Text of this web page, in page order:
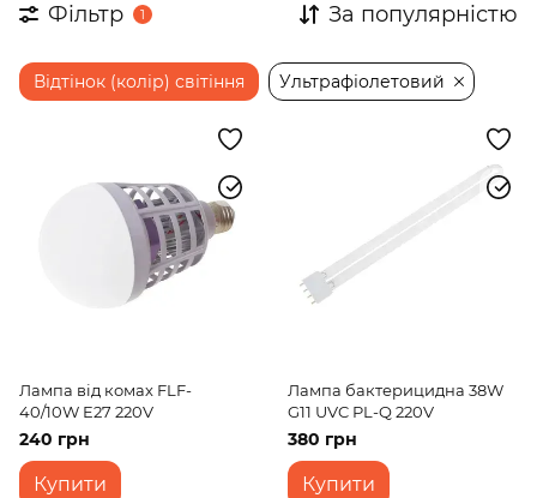
Фільтр 1 За популярністю
Відтінок (колір) світіння Ультрафіолетовий
Лампа від комах FLF-
40/10W E27 220V
240 грн
Купити
Лампа бактерицидна 38W
G11 UVC PL-Q 220V
380 грн
Купити